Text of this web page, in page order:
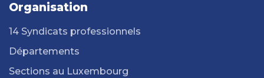
Organisation
14 Syndicats professionnels
Départements
Sections au Luxembourg